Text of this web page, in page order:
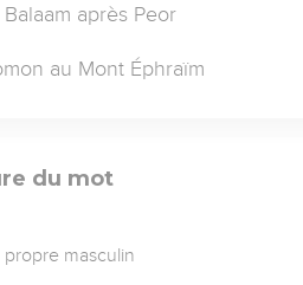
après Peor
au Mont Éphraïm
du mot
propre masculin